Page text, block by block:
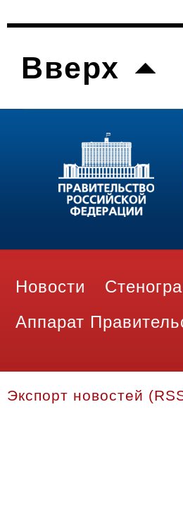
Вверх
Новости
Аппарат
Экспорт новостей